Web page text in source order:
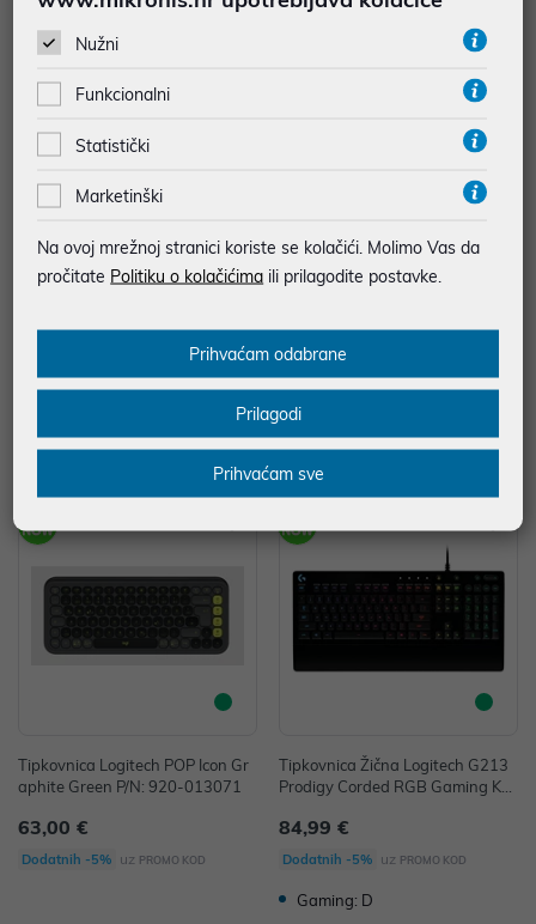
Dodatnih -5% uz PROMO KOD Dodatnih -5% uz PROMO KOD
e white P/N: 920-013073
ite Orange P/N: 920-013072
Tipkovnica Logitech POP Icon Gr
aphite Green P/N: 920-013071
63,00 €
Dodatnih -5% uz PROMO KOD
Tipkovnica Žična Logitech G213
Prodigy Corded RGB Gaming Key
84,99 €
Dodatnih -5% uz PROMO KOD
Gaming: D
Nužni
Funkcionalni
Statistički
Marketinški
Na ovoj mrežnoj stranici koriste se kolačići. Molimo Vas da
pročitate Politiku o kolačićima ili prilagodite postavke.
Prihvaćam odabrane
Prilagodi
Prihvaćam sve